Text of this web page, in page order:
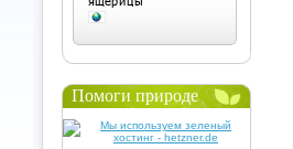
Помоги природе